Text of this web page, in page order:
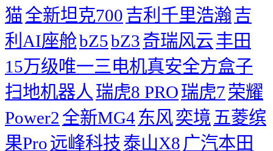
猫全新坦克700吉利千里浩瀚吉
利AI座舱bZ5bZ3奇瑞风云丰田
15万级唯一三电机真安全方盒子
扫地机器人 瑞虎8 PRO瑞虎7荣耀
Power2 全新MG4 东风奕境 五菱缤
果Pro远峰科技泰山X8 广汽本田